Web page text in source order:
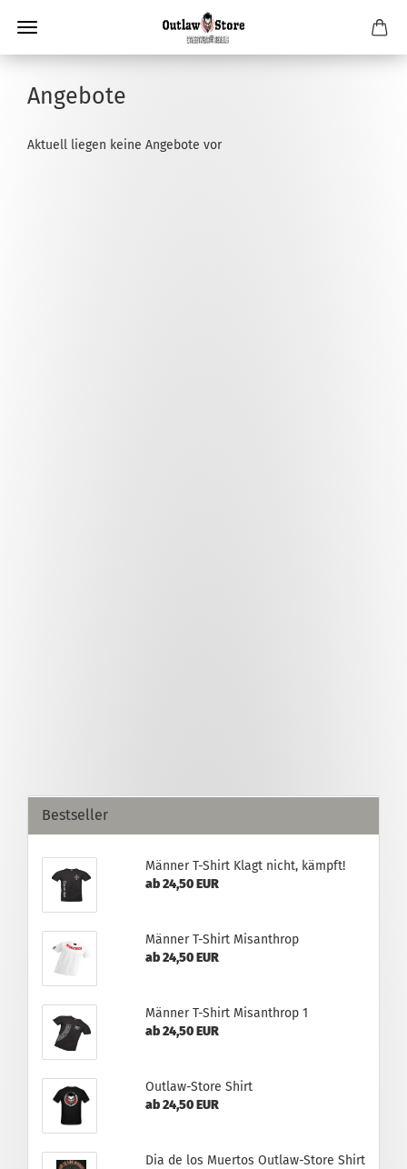
Angebote
Aktuell liegen keine Angebote vor
Bestseller
Männer T-Shirt Klagt nicht, kämpft!
ab 24,50 EUR
Männer T-Shirt Misanthrop
ab 24,50 EUR
Männer T-Shirt Misanthrop 1
ab 24,50 EUR
Outlaw-Store Shirt
ab 24,50 EUR
Dia de los Muertos Outlaw-Store Shirt